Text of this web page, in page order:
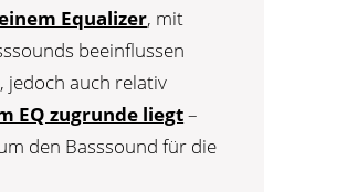
Equalizer, mit
beeinflussen
jedoch auch relativ
EQ zugrunde liegt–
den Basssound für die